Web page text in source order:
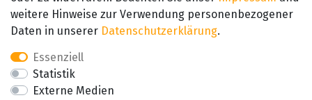
bei: amazon.de,
amazon.fr, amazon.it
weitere Hinweise zur Verwendung personenbezogener
Daten in unserer Daten­schutz­erklärung.
Essenziell
Statistik
Externe Medien